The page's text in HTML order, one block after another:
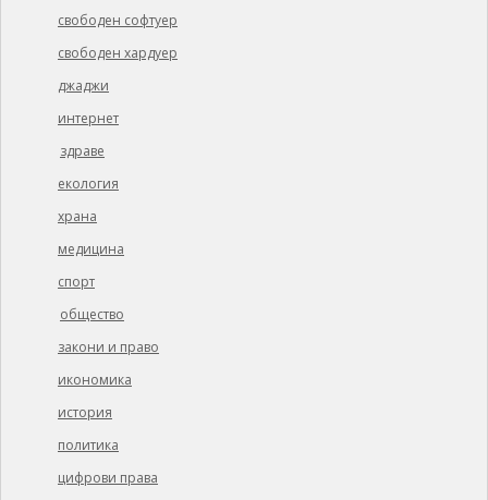
свободен софтуер
свободен хардуер
джаджи
интернет
здраве
екология
храна
медицина
спорт
общество
закони и право
икономика
история
политика
цифрови права